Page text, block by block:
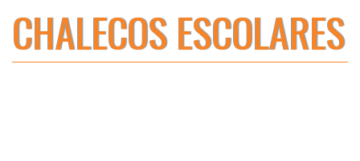
CHALECOS ESCOLARES